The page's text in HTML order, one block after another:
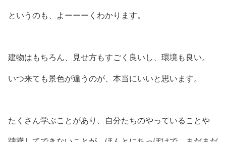
というのも、よーーーくわかります。
建物はもちろん、見せ方もすごく良いし、環境も良い。
いつ来ても景色が違うのが、本当にいいと思います。
たくさん学ぶことがあり、自分たちのやっていることや